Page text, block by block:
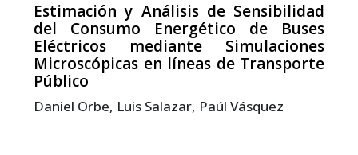
Estimación y Análisis de Sensibilidad
del Consumo Energético de Buses
Eléctricos mediante Simulaciones
Microscópicas en líneas de Transporte
Público
Daniel Orbe, Luis Salazar, Paúl Vásquez